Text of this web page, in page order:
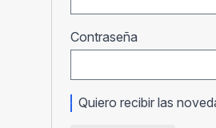
Contraseña
Quiero recibir las